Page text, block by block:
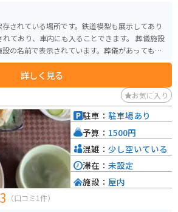
されている場所です。鉄道模型も展示してあり
おり、車内にも入ることできます。 葬儀施設
の名前で表示されています。葬儀があっても、
詳しく見る
お気に入り
3 （口コミ1件）
駐車： 駐車場あり
予算： 1500円
混雑： 少し空いている
滞在： 未設定
施設： 屋内